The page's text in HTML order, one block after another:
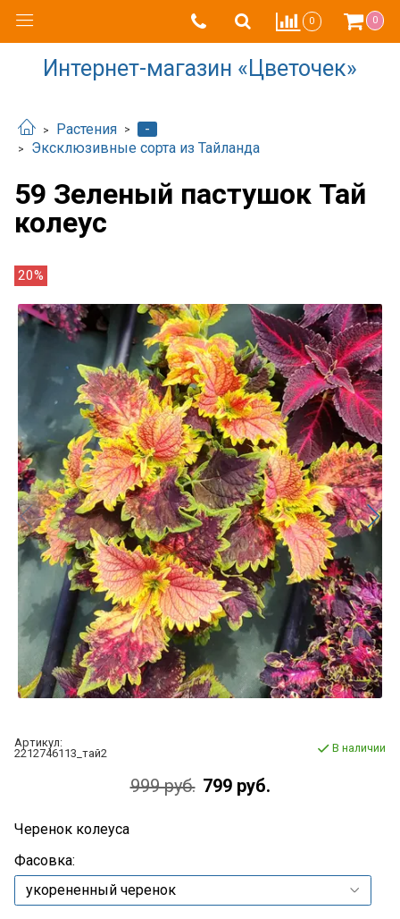
0 0
Интернет-магазин «Цветочек»
Растения
-
Эксклюзивные сорта из Тайланда
59 Зеленый пастушок Тай
колеус
20%
Артикул:
2212746113_тай2
В наличии
999 руб. 799 руб.
Черенок колеуса
Фасовка: